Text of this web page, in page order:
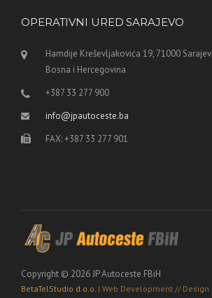
OPERATIVNI URED SARAJEVO
Hamdije Kreševljakovića 19, 71000
Bosna i Hercegovina
+387 33 277 900
info@jpautoceste.ba
FAX: +387 33 277 901
Copyright © 2026 JP Autoceste FBiH
BetaTelStudio d.o.o. | Web Development // Design